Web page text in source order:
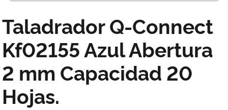
Taladrador Q-Connect
Kf02155 Azul Abertura
2 mm Capacidad 20
Hojas.